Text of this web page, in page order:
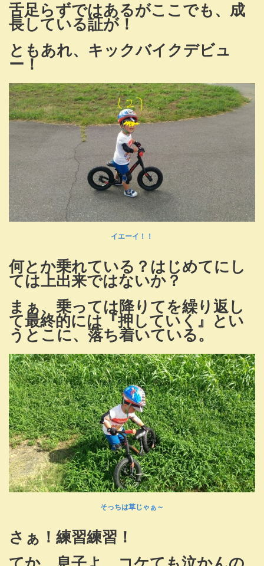
舌足らずではあるがここでも、成
長している証が！
ともあれ、キックバイクデビュ
ー！
イエーイ！！
何とか乗れている？はじめてにし
ては上出来ではないか？
まぁ、乗っては降りてを繰り返し
て最終的には『押していく』とい
うとこに、落ち着いている。
そっちは草じゃぁ～
さぁ！練習練習！